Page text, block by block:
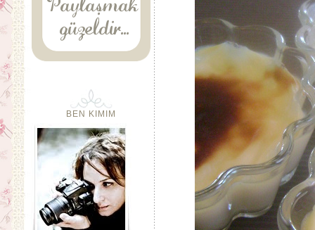
BEN KIMIM